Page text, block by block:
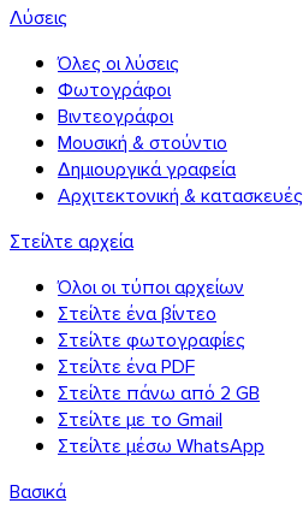
Λύσεις
Όλες οι λύσεις
Φωτογράφοι
Βιντεογράφοι
Μουσική & στούντιο
Δημιουργικά γραφεία
Αρχιτεκτονική & κατασκευές
Στείλτε αρχεία
Όλοι οι τύποι αρχείων
Στείλτε ένα βίντεο
Στείλτε φωτογραφίες
Στείλτε ένα PDF
Στείλτε πάνω από 2 GB
Στείλτε με το Gmail
Στείλτε μέσω WhatsApp
Βασικά